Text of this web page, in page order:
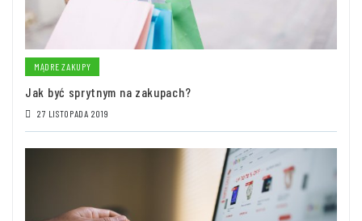
MĄDRE ZAKUPY
Jak być sprytnym na zakupach?
27 LISTOPADA 2019